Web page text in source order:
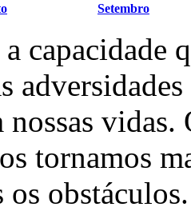
Setembro
capacidade
nossas
tornamos
os obstáculos.